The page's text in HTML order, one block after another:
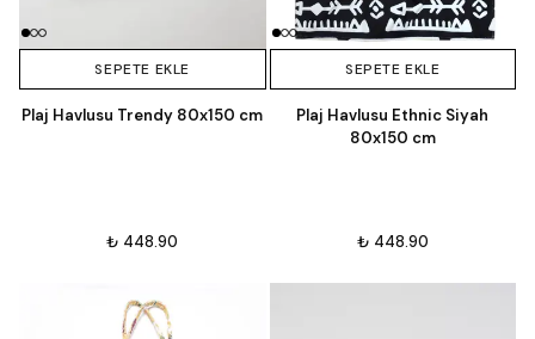
SEPETE EKLE
Plaj Havlusu Trendy 80x150 cm
₺ 448.90
SEPETE EKLE
Plaj Havlusu Ethnic Siyah
80x150 cm
₺ 448.90